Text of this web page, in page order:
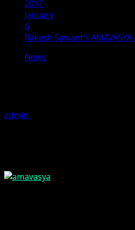
2017
January
6
Rakesh Sawant’s
News
admin